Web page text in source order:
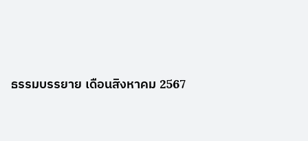
ธรรมบรรยาย เดือนสิงหาคม 2567